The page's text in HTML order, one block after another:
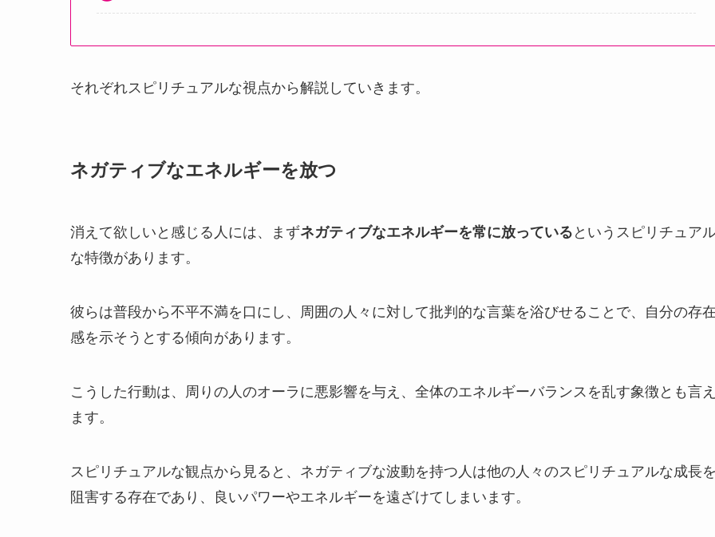
それぞれスピリチュアルな視点から解説していきます。
ネガティブなエネルギーを放つ
消えて欲しいと感じる人には、まずネガティブなエネルギーを常に放っている というスピリチュア
な特徴があります。
彼らは普段から不平不満を口にし、周囲の人々に対して批判的な言葉を浴びせることで、自分の存
感を示そうとする傾向があります。
こうした行動は、周りの人のオーラに悪影響を与え、全体のエネルギーバランスを乱す象徴とも言
ます。
スピリチュアルな観点から見ると、ネガティブな波動を持つ人は他の人々のスピリチュアルな成長
阻害する存在であり、良いパワーやエネルギーを遠ざけてしまいます。